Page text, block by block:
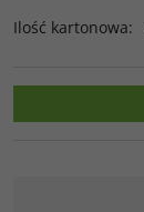
Ilość kartonowa: